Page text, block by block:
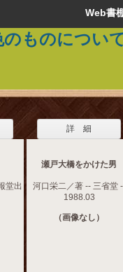
Web
ものについ
堂出
詳 細
瀬戸大橋をかけた男
河口栄二／著 -- 三省堂
1988.03
（画像なし）